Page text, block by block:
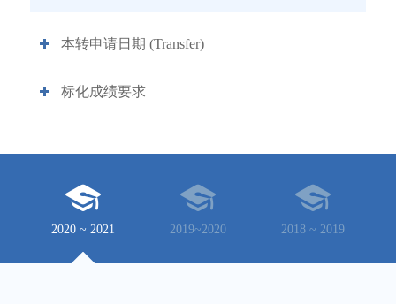
本转申请日期 (Transfer)
标化成绩要求
2020 ~ 2021 2019~2020 2018 ~ 2019